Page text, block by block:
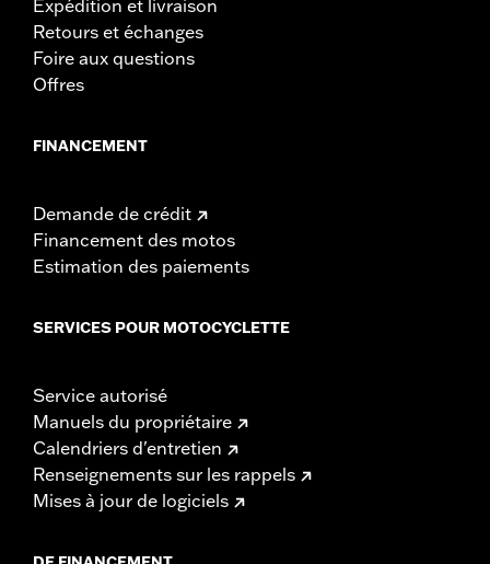
Expédition et livraison
Retours et échanges
Foire aux questions
Offres
FINANCEMENT
Demande de crédit
Financement des motos
Estimation des paiements
SERVICES POUR MOTOCYCLETTE
Service autorisé
Manuels du propriétaire
Calendriers d'entretien
Renseignements sur les rappels
Mises à jour de logiciels